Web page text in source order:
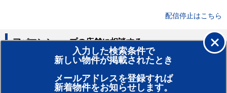
配信停止はこちら
入力した検索条件で
新しい物件が掲載されたとき
メールアドレスを登録すれば
新着物件をお知らせします。
アパマンショップの店舗に相談する
賃貸のプロがお部屋探し！
おまかせ物件リクエスト